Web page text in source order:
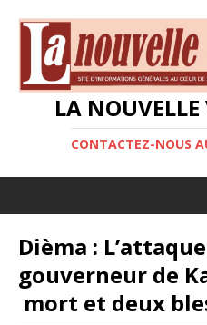
LA
CONTACTEZ-NOUS
Dièma :
gouverneur de
mort et deux